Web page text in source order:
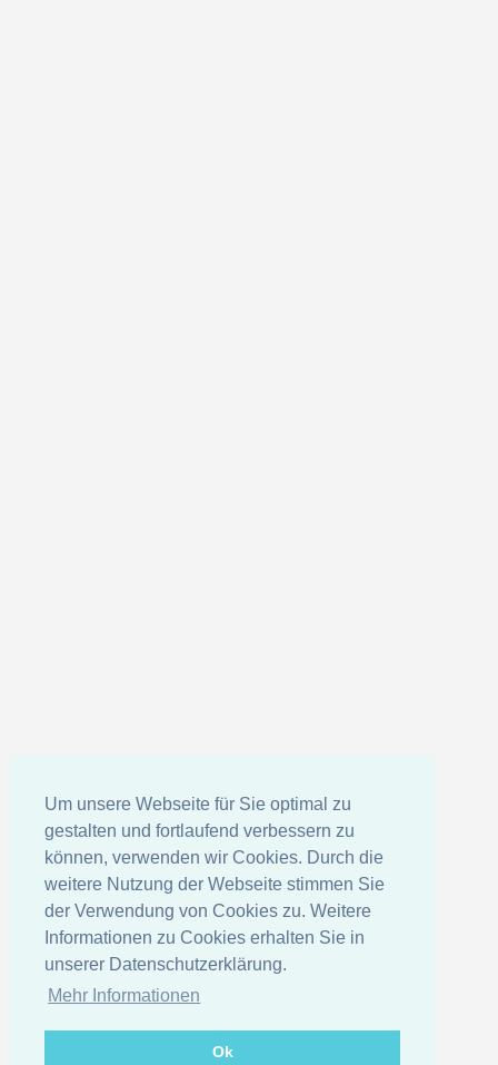
Um unsere Webseite für Sie optimal zu
gestalten und fortlaufend verbessern zu
können, verwenden wir Cookies. Durch die
weitere Nutzung der Webseite stimmen Sie
der Verwendung von Cookies zu. Weitere
Informationen zu Cookies erhalten Sie in
unserer Datenschutzerklärung.
Mehr Informationen
Ok